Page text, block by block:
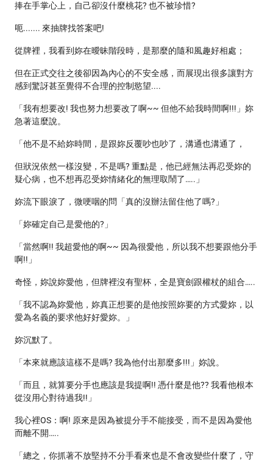
捧在手掌心上，自己卻沒什麼桃花? 也不被珍惜?
呃....... 來抽牌找答案吧!
從牌裡，我看到妳在曖昧階段時，是那麼的隨和風趣好相處；
但在正式交往之後卻因為內心的不安全感，而展現出很多讓對方
感到驚訝甚至覺得不合理的控制慾望....
「我有想要改! 我也努力想要改了啊~~ 但他不給我時間啊!!!」妳
急著這麼說。
「他不是不給妳時間，是跟妳反覆吵也吵了，溝通也溝通了，
但狀況依然一樣沒變，不是嗎? 重點是，他已經無法再忍受妳的
疑心病，也不想再忍受妳情緒化的無理取鬧了…..」
妳流下眼淚了，微哽咽的問「真的沒辦法留住他了嗎?」
「妳確定自己是愛他的?」
「當然啊!! 我超愛他的啊~~ 因為很愛他，所以我不想要跟他分手
啊!!」
奇怪，妳說妳愛他，但牌裡沒有聖杯，全是寶劍跟權杖的組合…..
「我不認為妳愛他，妳真正想要的是他按照妳要的方式愛妳，以
愛為名義的要求他好好愛妳。」
妳沉默了。
「本來就應該這樣不是嗎? 我為他付出那麼多!!!」妳說。
「而且，就算要分手也應該是我提啊!! 憑什麼是他?? 我看他根本
從沒用心對待過我!!」
我心裡OS：啊! 原來是因為被提分手不能接受，而不是因為愛他
而離不開…..
「總之，你抓著不放堅持不分手看來也是不會改變些什麼了，守